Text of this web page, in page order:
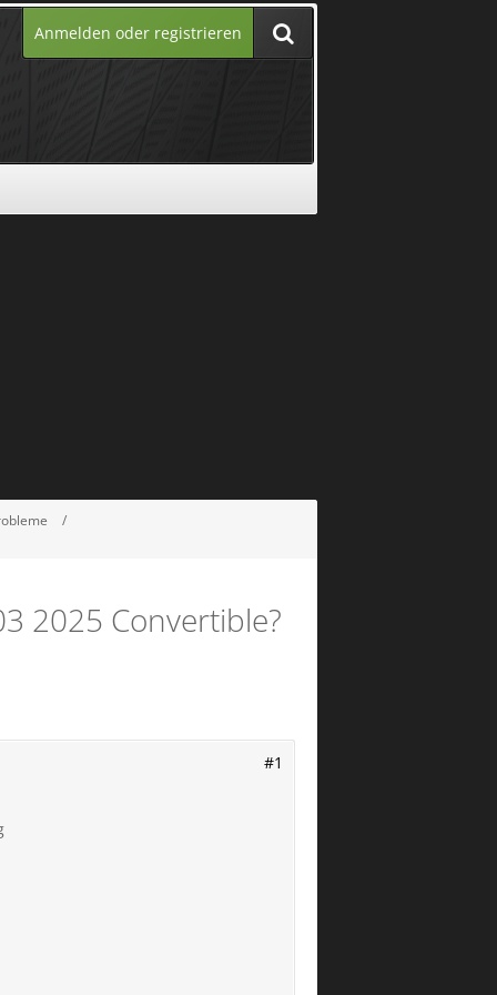
Anmelden oder registrieren
2025 Convertible?
#1